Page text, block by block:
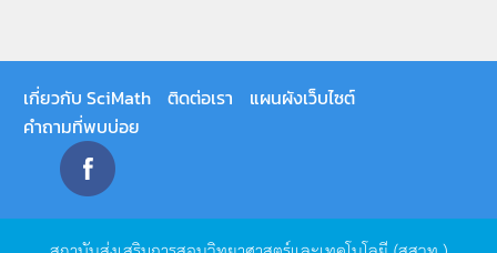
เกี่ยวกับ SciMath ติดต่อเรา
แผนผังเว็บไซต์
คำถามที่พบบ่อย